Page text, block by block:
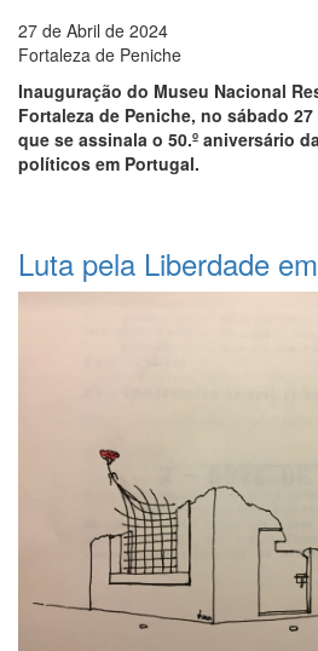
27 de Abril de 2024
Fortaleza de Peniche
Inauguração do Museu Nacional
Fortaleza de Peniche, no sábado
que se assinala o 50.º aniversário
políticos em Portugal.
Luta pela Liberdade